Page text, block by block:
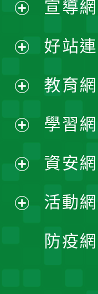
開
選
單
開
選
單
開
選
單
開
選
開
宣導
好站
教育
學習
資安
活動
防疫